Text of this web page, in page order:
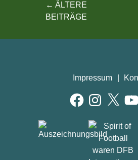
Beitragsnavigation
ÄLTERE
BEITRÄGE
Impressum
FacebookInstagram
X
AUSZEICHNUNGEN